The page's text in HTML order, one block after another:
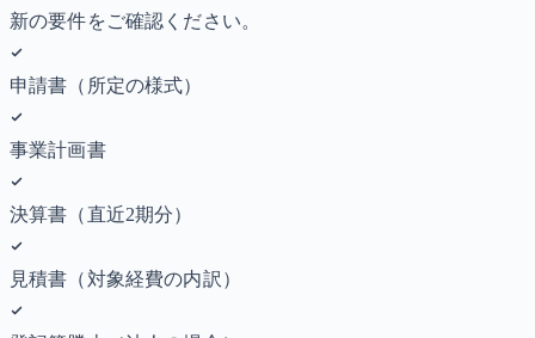
新の要件をご確認ください。
申請書（所定の様式）
事業計画書
決算書（直近2期分）
見積書（対象経費の内訳）